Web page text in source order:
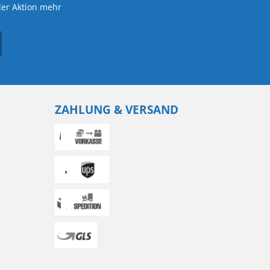
Aktion mehr
ZAHLUNG & VERSAND